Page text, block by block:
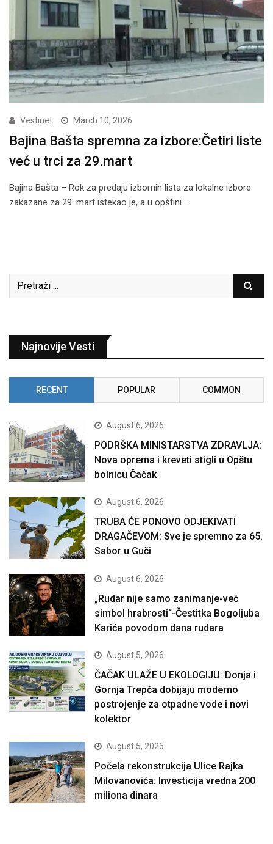
Vestinet March 10, 2026
Bajina Bašta spremna za izbore:Četiri liste
već u trci za 29.mart
Bajina Bašta – Rok za predaju izbornih lista za lokalne izbore
zakazane za 29. mart istekao je, a u opštini…
Najnovije Vesti
RECENT POPULAR COMMON
August 6, 2026
PODRŠKA MINISTARSTVA ZDRAVLJA:
Nova oprema i kreveti stigli u Opštu
bolnicu Čačak
August 6, 2026
TRUBA ĆE PONOVO ODJEKIVATI
DRAGAČEVOM: Sve je spremno za 65.
Sabor u Guči
August 6, 2026
„Rudar nije samo zanimanje-već
simbol hrabrosti“-Čestitka Bogoljuba
Karića povodom dana rudara
August 5, 2026
ČAČAK ULAŽE U EKOLOGIJU: Donja i
Gornja Trepča dobijaju moderno
postrojenje za otpadne vode i novi
kolektor
August 5, 2026
Počela rekonstrukcija Ulice Rajka
Milovanovića: Investicija vredna 200
miliona dinara